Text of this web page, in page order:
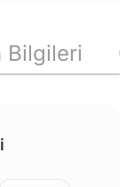
Bilgileri